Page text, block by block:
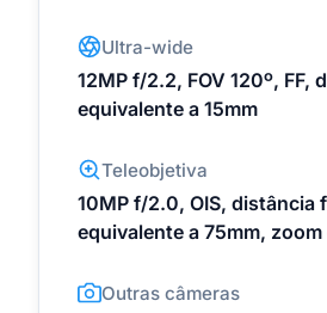
Ultra-wide
12MP f/2.2, FOV 120º, FF,
equivalente a 15mm
Teleobjetiva
10MP f/2.0, OIS, distância
equivalente a 75mm,
Outras câmeras